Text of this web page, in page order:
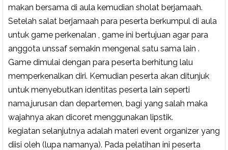
makan bersama di aula kemudian sholat berjamaah.
Setelah salat berjamaah para peserta berkumpul di aula
untuk game perkenalan , game ini bertujuan agar para
anggota unssaf semakin mengenal satu sama lain .
Game dimulai dengan para peserta berhitung lalu
memperkenalkan diri. Kemudian peserta akan ditunjuk
untuk menyebutkan identitas peserta lain seperti
nama,jurusan dan departemen, bagi yang salah maka
wajahnya akan dicoret menggunakan lipstik.
kegiatan selanjutnya adalah materi event organizer yang
diisi oleh (lupa namanya). Pada pelatihan ini peserta